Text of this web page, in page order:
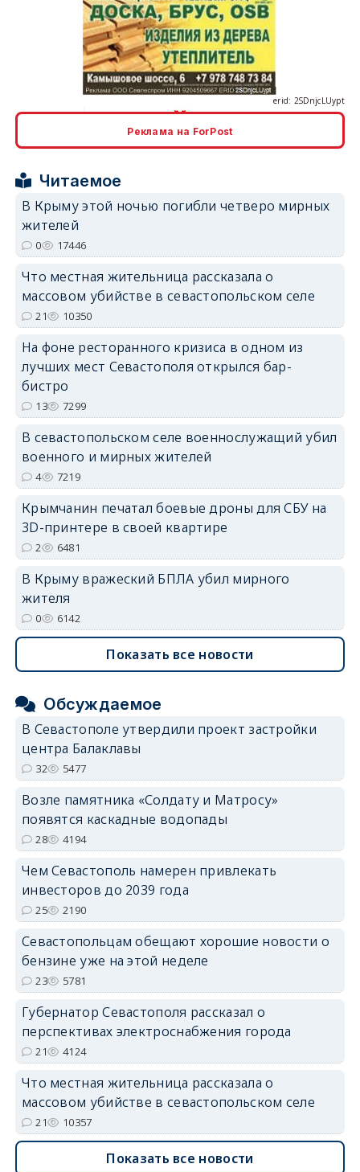
erid: 2SDnjcrDNw6
erid: 2SDnjdPjgYS
erid: 2SDnjdvhGXG
Реклама на ForPost
Читаемое
В Крыму этой ночью погибли четверо мирных
жителей
0 17446
Что местная жительница рассказала о
массовом убийстве в севастопольском селе
21 10350
На фоне ресторанного кризиса в одном из
лучших мест Севастополя открылся бар-
бистро
13 7299
В севастопольском селе военнослужащий убил
военного и мирных жителей
4 7219
Крымчанин печатал боевые дроны для СБУ на
3D-принтере в своей квартире
2 6481
В Крыму вражеский БПЛА убил мирного
жителя
0 6142
Показать все новости
Обсуждаемое
В Севастополе утвердили проект застройки
центра Балаклавы
32 5477
Возле памятника «Солдату и Матросу»
появятся каскадные водопады
28 4194
Чем Севастополь намерен привлекать
инвесторов до 2039 года
25 2190
Севастопольцам обещают хорошие новости о
бензине уже на этой неделе
23 5781
Губернатор Севастополя рассказал о
перспективах электроснабжения города
21 4124
Что местная жительница рассказала о
массовом убийстве в севастопольском селе
21 10357
Показать все новости